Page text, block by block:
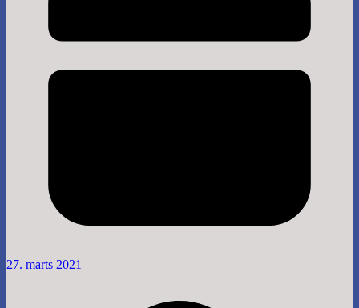
27. marts 2021